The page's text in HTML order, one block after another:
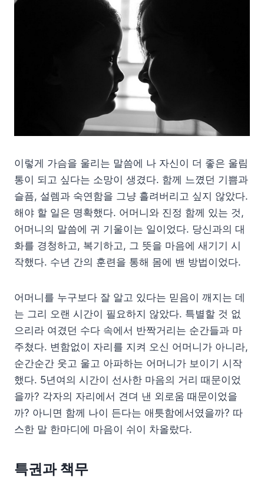
이렇게 가슴을 울리는 말씀에 나 자신이 더 좋은 울림
통이 되고 싶다는 소망이 생겼다. 함께 느꼈던 기쁨과
슬픔, 설렘과 숙연함을 그냥 흘려버리고 싶지 않았다.
해야 할 일은 명확했다. 어머니와 진정 함께 있는 것,
어머니의 말씀에 귀 기울이는 일이었다. 당신과의 대
화를 경청하고, 복기하고, 그 뜻을 마음에 새기기 시
작했다. 수년 간의 훈련을 통해 몸에 밴 방법이었다.
어머니를 누구보다 잘 알고 있다는 믿음이 깨지는 데
는 그리 오랜 시간이 필요하지 않았다. 특별할 것 없
으리라 여겼던 수다 속에서 반짝거리는 순간들과 마
주쳤다. 변함없이 자리를 지켜 오신 어머니가 아니라,
순간순간 웃고 울고 아파하는 어머니가 보이기 시작
했다. 5년여의 시간이 선사한 마음의 거리 때문이었
을까? 각자의 자리에서 견뎌 낸 외로움 때문이었을
까? 아니면 함께 나이 든다는 애틋함에서였을까? 따
스한 말 한마디에 마음이 쉬이 차올랐다.
특권과 책무